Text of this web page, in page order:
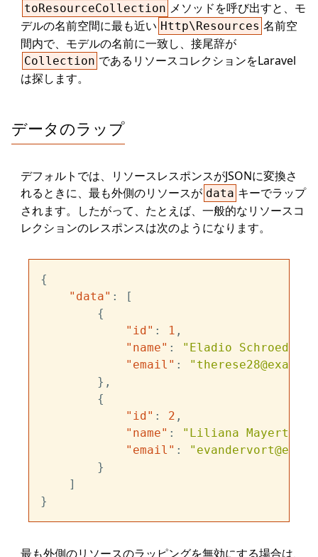
toResourceCollection メソッドを呼び出すと、モ
デルの名前空間に最も近い Http\Resources 名前空
間内で、モデルの名前に一致し、接尾辞が
Collection であるリソースコレクションをLaravel
は探します。
データのラップ
デフォルトでは、リソースレスポンスがJSONに変換さ
れるときに、最も外側のリソースが data キーでラップ
されます。したがって、たとえば、一般的なリソースコ
レクションのレスポンスは次のようになります。
{
"data" :
[
{
"id" : 1 ,
"name" :
"Eladio Schroeder
"email" :
} ,
{
"id" : 2 ,
"name" : "Liliana Mayert"
"email" :
}
]
}
最も外側のリソースのラッピングを無効にする場合は、